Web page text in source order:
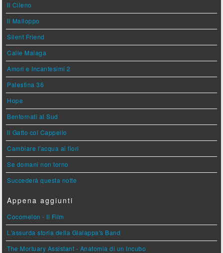
Il Cileno
Il Malloppo
Silent Friend
Calle Malaga
Amori e Incantesimi 2
Palestina 36
Hope
Bentornati al Sud
Il Gatto col Cappello
Cambiare l'acqua ai fiori
Se domani non torno
Succederà questa notte
Appena aggiunti
Cocomelon - Il Film
L'assurda storia della Gialappa's Band
The Mortuary Assistant - Anatomia di un Incubo